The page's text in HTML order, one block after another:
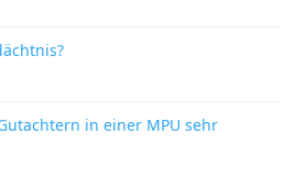
in einer MPU sehr